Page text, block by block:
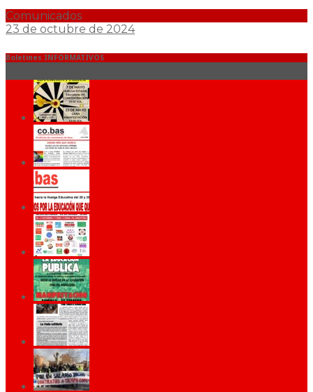
Comunicados
23 de octubre de 2024
Boletines INFORMATIVOS